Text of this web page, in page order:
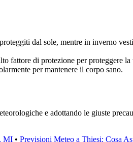
dal sole, mentre in inverno
fattore di protezione per proteggere
per mantenere il corpo sano.
e adottando le giuste
MI • Previsioni Meteo a Thiesi: Cosa